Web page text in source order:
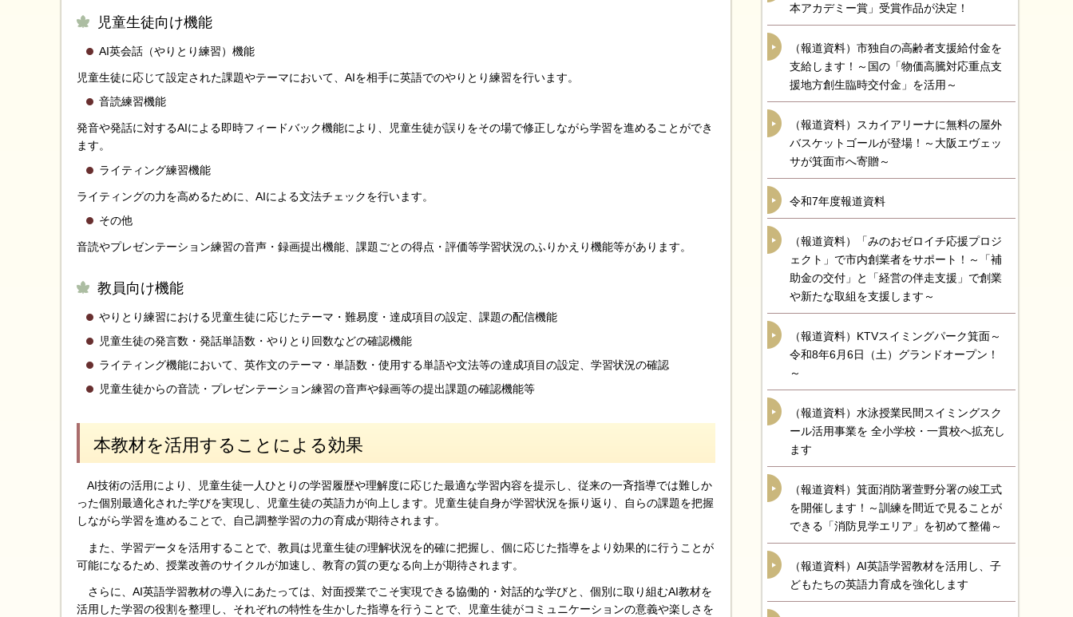
児童生徒向け機能
AI英会話（やりとり練習）機能
児童生徒に応じて設定された課題やテーマにおいて、AIを相手に英語でのやりとり練習を行います。
音読練習機能
発音や発話に対するAIによる即時フィードバック機能により、児童生徒が誤りをその場で修正しながら学習を進めることができ
ます。
ライティング練習機能
ライティングの力を高めるために、AIによる文法チェックを行います。
その他
音読やプレゼンテーション練習の音声・録画提出機能、課題ごとの得点・評価等学習状況のふりかえり機能等があります。
教員向け機能
やりとり練習における児童生徒に応じたテーマ・難易度・達成項目の設定、課題の配信機能
児童生徒の発言数・発話単語数・やりとり回数などの確認機能
ライティング機能において、英作文のテーマ・単語数・使用する単語や文法等の達成項目の設定、学習状況の確認
児童生徒からの音読・プレゼンテーション練習の音声や録画等の提出課題の確認機能等
本教材を活用することによる効果
AI技術の活用により、児童生徒一人ひとりの学習履歴や理解度に応じた最適な学習内容を提示し、従来の一斉指導では難しか
った個別最適化された学びを実現し、児童生徒の英語力が向上します。児童生徒自身が学習状況を振り返り、自らの課題を把握
しながら学習を進めることで、自己調整学習の力の育成が期待されます。
また、学習データを活用することで、教員は児童生徒の理解状況を的確に把握し、個に応じた指導をより効果的に行うことが
可能になるため、授業改善のサイクルが加速し、教育の質の更なる向上が期待されます。
さらに、AI英語学習教材の導入にあたっては、対面授業でこそ実現できる協働的・対話的な学びと、個別に取り組むAI教材を
活用した学習の役割を整理し、それぞれの特性を生かした指導を行うことで、児童生徒がコミュニケーションの意義や楽しさを
本アカデミー賞」受賞作品が決定！
（報道資料）市独自の高齢者支援給付金を
支給します！～国の「物価高騰対応重点支
援地方創生臨時交付金」を活用～
（報道資料）スカイアリーナに無料の屋外
バスケットゴールが登場！～大阪エヴェッ
サが箕面市へ寄贈～
令和7年度報道資料
（報道資料）「みのおゼロイチ応援プロジ
ェクト」で市内創業者をサポート！～「補
助金の交付」と「経営の伴走支援」で創業
や新たな取組を支援します～
（報道資料）KTVスイミングパーク箕面～
令和8年6月6日（土）グランドオープン！
～
（報道資料）水泳授業民間スイミングスク
ール活用事業を 全小学校・一貫校へ拡充し
ます
（報道資料）箕面消防署萱野分署の竣工式
を開催します！～訓練を間近で見ることが
できる「消防見学エリア」を初めて整備～
（報道資料）AI英語学習教材を活用し、子
どもたちの英語力育成を強化します